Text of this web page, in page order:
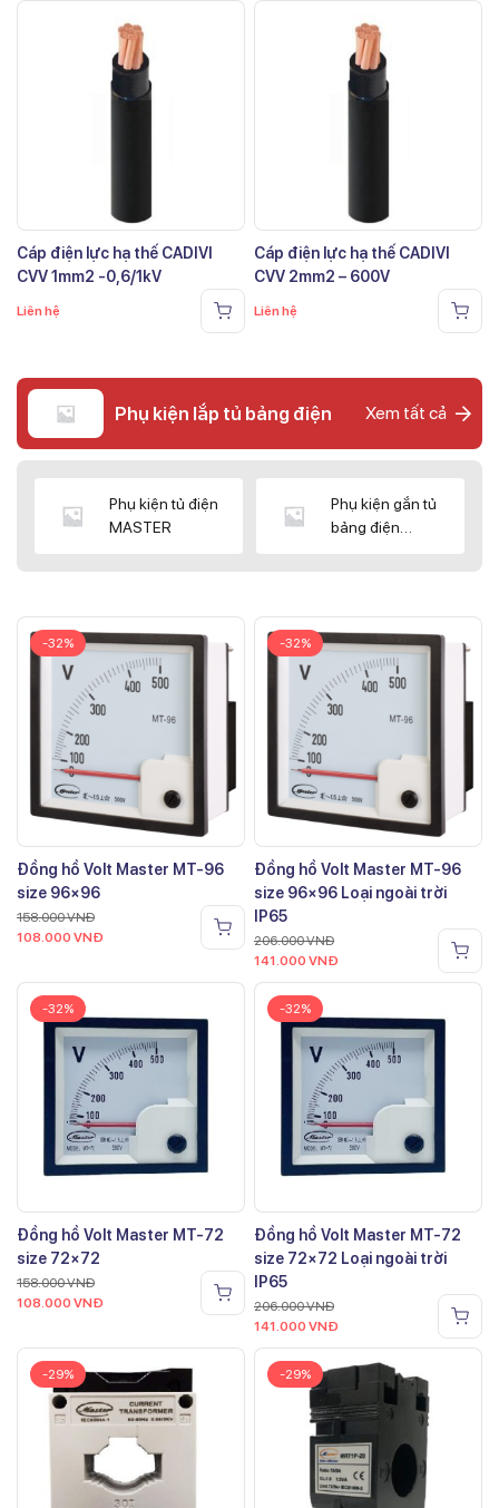
Cáp điện lực hạ thế CADIVI
CVV 1mm2 -0,6/1kV
Liên hệ
Cáp điện lực hạ thế CADIVI
CVV 2mm2 – 600V
Liên hệ
Phụ kiện lắp tủ bảng điện Xem tất cả
Phụ kiện tủ điện
MASTER
Phụ kiện gắn tủ
bảng điện
-32%
Đồng hồ Volt Master MT-96
size 96×96
158.000VNĐ
108.000 VNĐ
-32%
Đồng hồ Volt Master MT-96
size 96×96 Loại ngoài trời
IP65
206.000VNĐ
141.000 VNĐ
-32%
Đồng hồ Volt Master MT-72
size 72×72
158.000VNĐ
108.000 VNĐ
-32%
Đồng hồ Volt Master MT-72
size 72×72 Loại ngoài trời
IP65
206.000VNĐ
141.000 VNĐ
-29% -29%